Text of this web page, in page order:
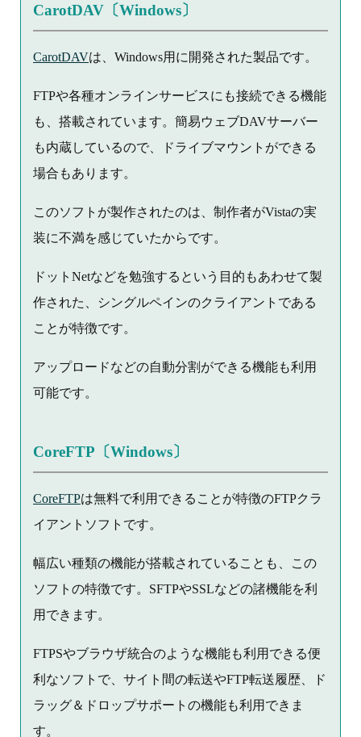
CarotDAV〔Windows〕
CarotDAVは、Windows用に開発された製品です。
FTPや各種オンラインサービスにも接続できる機能
も、搭載されています。簡易ウェブDAVサーバー
も内蔵しているので、ドライブマウントができる
場合もあります。
このソフトが製作されたのは、制作者がVistaの実
装に不満を感じていたからです。
ドットNetなどを勉強するという目的もあわせて製
作された、シングルペインのクライアントである
ことが特徴です。
アップロードなどの自動分割ができる機能も利用
可能です。
CoreFTP〔Windows〕
CoreFTPは無料で利用できることが特徴のFTPクラ
イアントソフトです。
幅広い種類の機能が搭載されていることも、この
ソフトの特徴です。SFTPやSSLなどの諸機能を利
用できます。
FTPSやブラウザ統合のような機能も利用できる便
利なソフトで、サイト間の転送やFTP転送履歴、ド
ラッグ＆ドロップサポートの機能も利用できま
す。